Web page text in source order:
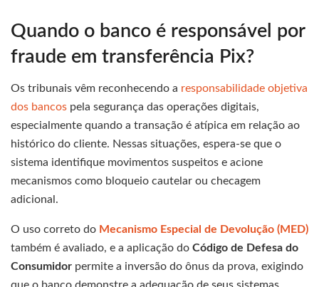
Quando o banco é responsável por
fraude em transferência Pix?
Os tribunais vêm reconhecendo a responsabilidade objetiva
dos bancos pela segurança das operações digitais,
especialmente quando a transação é atípica em relação ao
histórico do cliente. Nessas situações, espera-se que o
sistema identifique movimentos suspeitos e acione
mecanismos como bloqueio cautelar ou checagem
adicional.
O uso correto do Mecanismo Especial de Devolução (MED)
também é avaliado, e a aplicação do Código de Defesa do
Consumidor permite a inversão do ônus da prova, exigindo